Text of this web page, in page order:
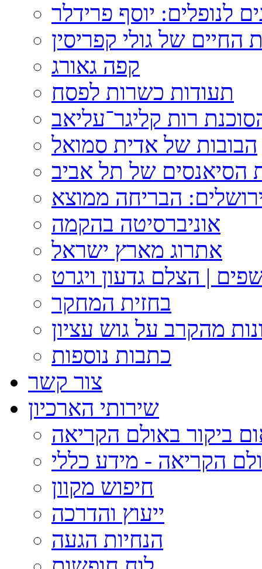
לנופלים: יוסף פרידלר
החיים של גולי קפריסין
קפה גאורג
תעודות כשרות לפסח
רות קליגר־עליאב
הבובות של אדית סמואל
של תל אביב
הבריחה ממוצא
אוניברסיטה בהקמה
אתרוג מארץ ישראל
| הצלם גדעון ויגרט
בחזית המחקר
מהקרב על גוש עציון
כתבות נוספות
צור קשר
שירותי הארכיון
ביקור באולם הקריאה
הקריאה - מידע כללי
חיפוש מקוון
ייעוץ והדרכה
הנחיות הגעה